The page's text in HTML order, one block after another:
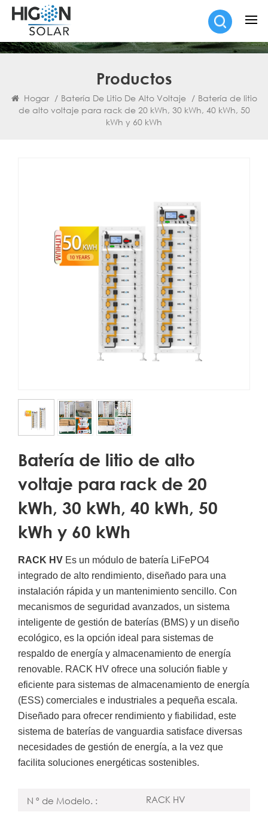
Productos
Hogar / Batería De Litio De Alto Voltaje / Batería de litio
de alto voltaje para rack de 20 kWh, 30 kWh, 40 kWh, 50
kWh y 60 kWh
Batería de litio de alto
voltaje para rack de 20
kWh, 30 kWh, 40 kWh, 50
kWh y 60 kWh
RACK HV Es un módulo de batería LiFePO4
integrado de alto rendimiento, diseñado para una
instalación rápida y un mantenimiento sencillo. Con
mecanismos de seguridad avanzados, un sistema
inteligente de gestión de baterías (BMS) y un diseño
ecológico, es la opción ideal para sistemas de
respaldo de energía y almacenamiento de energía
renovable. RACK HV ofrece una solución fiable y
eficiente para sistemas de almacenamiento de energía
(ESS) comerciales e industriales a pequeña escala.
Diseñado para ofrecer rendimiento y fiabilidad, este
sistema de baterías de vanguardia satisface diversas
necesidades de gestión de energía, a la vez que
facilita soluciones energéticas sostenibles.
N º de Modelo. :
RACK HV